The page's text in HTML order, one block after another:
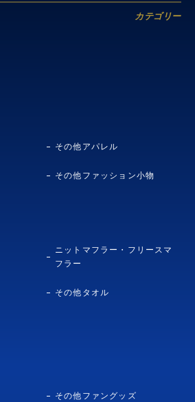
カテゴリー
その他アパレル
その他ファッション小物
ニットマフラー・フリースマ
フラー
その他タオル
その他ファングッズ